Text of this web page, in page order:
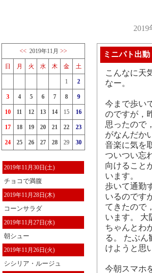
<< 2019年11月 >>
日 月 火 水 木 金 土
1 2
3 4 5 6 7 8 9
10 11 12 13 14 15 16
17 18 19 20 21 22 23
24 25 26 27 28 29 30
2019年11月30日(土)
チョコで満腹
2019年11月28日(木)
コーンサラダ
2019年11月27日(水)
朝シュー
2019年11月26日(火)
シシリア・ルージュ
ミニパト出動
こんなに天
なー。
今まで歩い
のですが，
思ったので
がなんだか
音楽に気を
ついつい忘
向けること
います。
歩いて通勤
いるのです
てきたので
います。 大
ちゃんとわ
る。 たぶん
けようと思
今朝スマホ